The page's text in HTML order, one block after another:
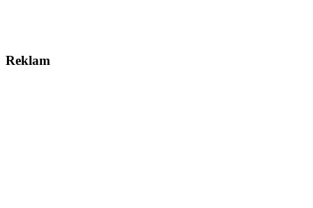
Reklam